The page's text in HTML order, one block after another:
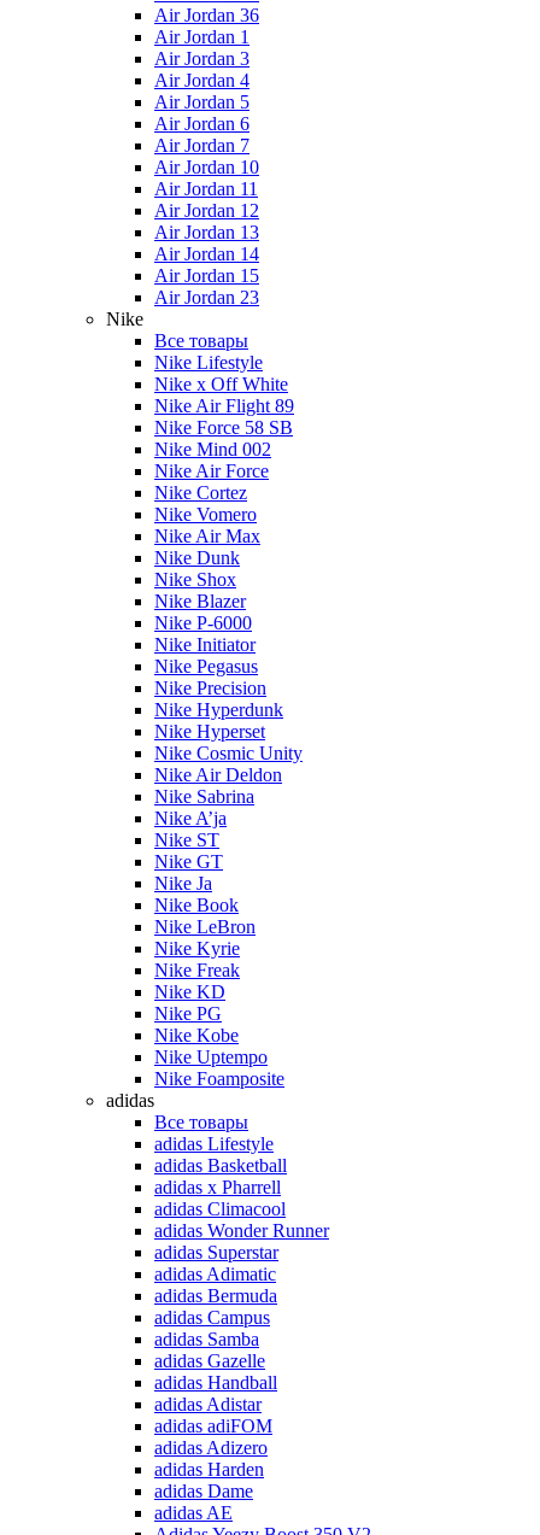
Air Jordan 36
Air Jordan 1
Air Jordan 3
Air Jordan 4
Air Jordan 5
Air Jordan 6
Air Jordan 7
Air Jordan 10
Air Jordan 11
Air Jordan 12
Air Jordan 13
Air Jordan 14
Air Jordan 15
Air Jordan 23
Nike
Все товары
Nike Lifestyle
Nike x Off White
Nike Air Flight 89
Nike Force 58 SB
Nike Mind 002
Nike Air Force
Nike Cortez
Nike Vomero
Nike Air Max
Nike Dunk
Nike Shox
Nike Blazer
Nike P-6000
Nike Initiator
Nike Pegasus
Nike Precision
Nike Hyperdunk
Nike Hyperset
Nike Cosmic Unity
Nike Air Deldon
Nike Sabrina
Nike A’ja
Nike ST
Nike GT
Nike Ja
Nike Book
Nike LeBron
Nike Kyrie
Nike Freak
Nike KD
Nike PG
Nike Kobe
Nike Uptempo
Nike Foamposite
adidas
Все товары
adidas Lifestyle
adidas Basketball
adidas x Pharrell
adidas Climacool
adidas Wonder Runner
adidas Superstar
adidas Adimatic
adidas Bermuda
adidas Campus
adidas Samba
adidas Gazelle
adidas Handball
adidas Adistar
adidas adiFOM
adidas Adizero
adidas Harden
adidas Dame
adidas AE